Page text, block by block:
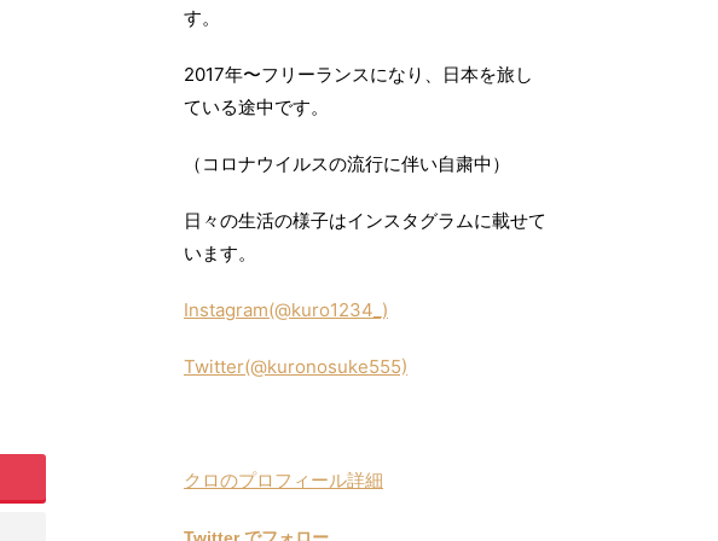
す。
2017年〜フリーランスになり、日本を旅し
ている途中です。
（コロナウイルスの流行に伴い自粛中）
日々の生活の様子はインスタグラムに載せて
います。
Instagram(@kuro1234_)
Twitter(@kuronosuke555)
クロのプロフィール詳細